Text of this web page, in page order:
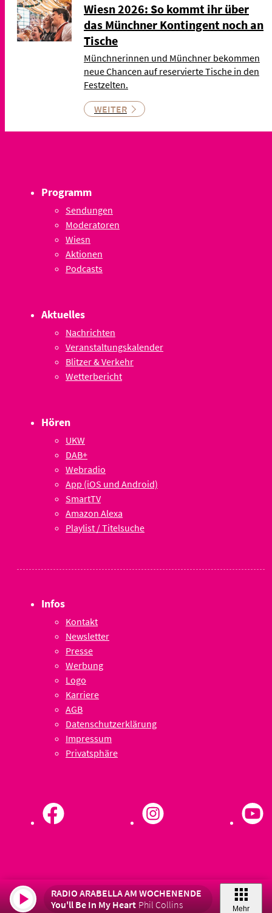
Wiesn 2026: So kommt ihr über
das Münchner Kontingent noch an
Tische
Münchnerinnen und Münchner bekommen
neue Chancen auf reservierte Tische in den
Festzelten.
WEITER
Programm
Sendungen
Moderatoren
Wiesn
Aktionen
Podcasts
Aktuelles
Nachrichten
Veranstaltungskalender
Blitzer & Verkehr
Wetterbericht
Hören
UKW
DAB+
Webradio
App (iOS und Android)
SmartTV
Amazon Alexa
Playlist / Titelsuche
Infos
Kontakt
Newsletter
Presse
Werbung
Logo
Karriere
AGB
Datenschutzerklärung
Impressum
Privatsphäre
RADIO ARABELLA AM WOCHENENDE
You'll Be In My Heart Phil Collins Mehr